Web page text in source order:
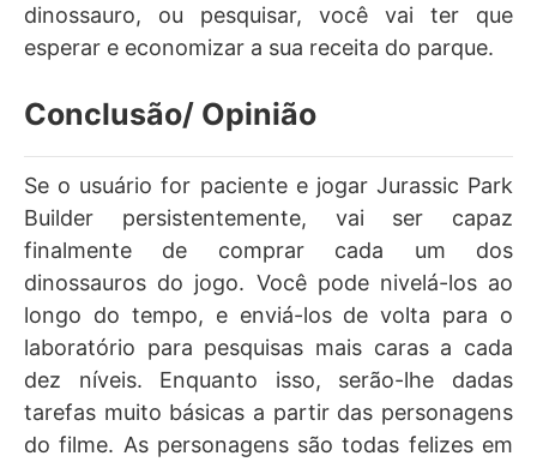
dinossauro, ou pesquisar, você vai ter que
esperar e economizar a sua receita do parque.
Conclusão/ Opinião
Se o usuário for paciente e jogar Jurassic Park
Builder persistentemente, vai ser capaz
finalmente de comprar cada um dos
dinossauros do jogo. Você pode nivelá-los ao
longo do tempo, e enviá-los de volta para o
laboratório para pesquisas mais caras a cada
dez níveis. Enquanto isso, serão-lhe dadas
tarefas muito básicas a partir das personagens
do filme. As personagens são todas felizes em